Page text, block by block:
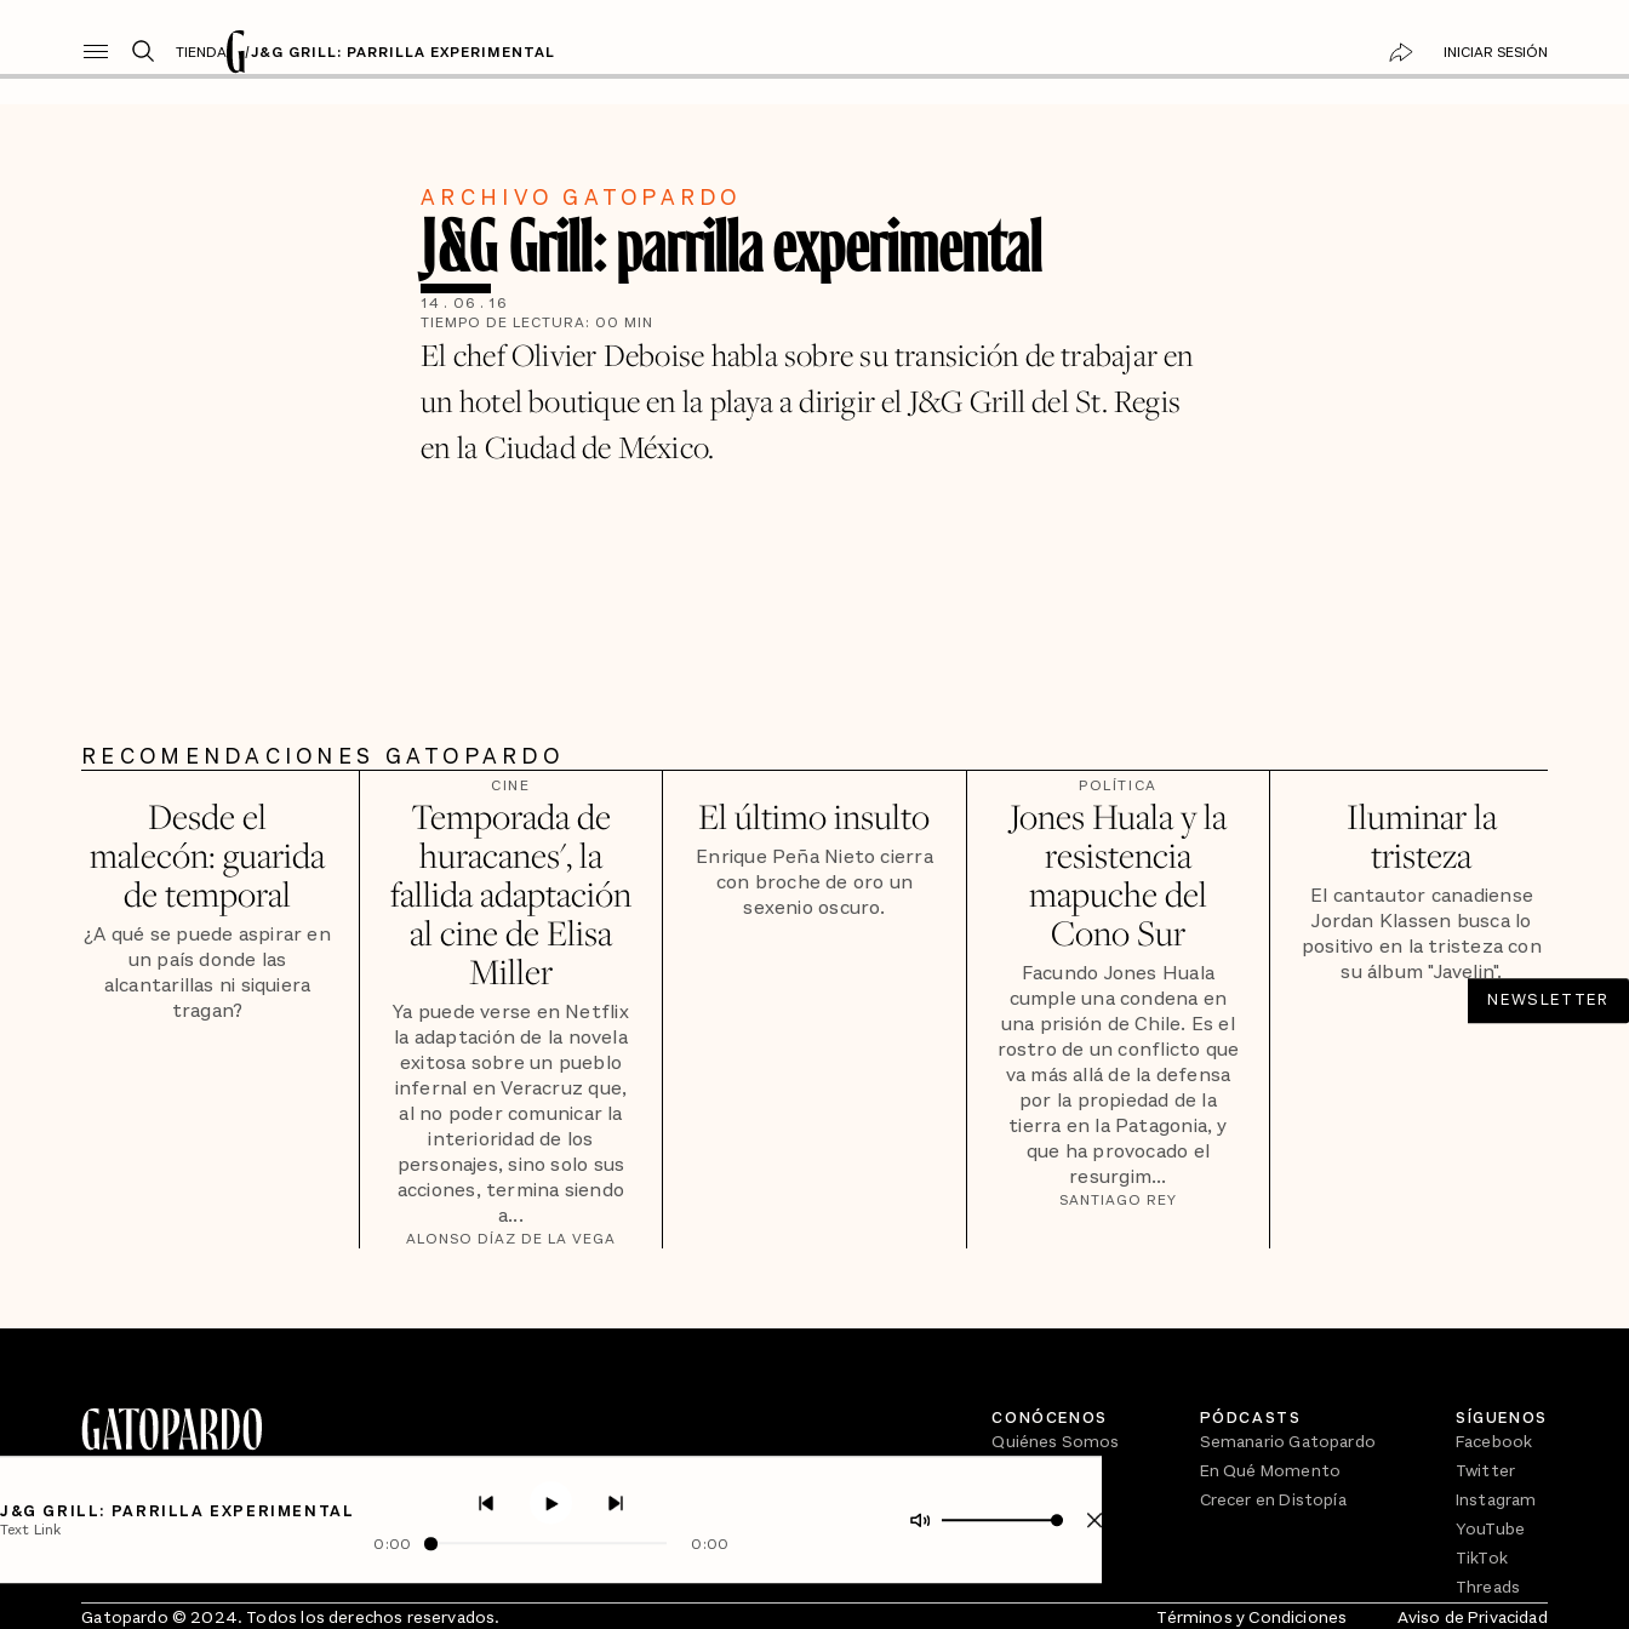
TIENDA /J&G GRILL: PARRILLA EXPERIMENTAL INICIAR SESIÓN
ARCHIVO GATOPARDO
J&G Grill: parrilla experimental
14 . 06 . 16
TIEMPO DE LECTURA: 00 MIN
El chef Olivier Deboise habla sobre su transición de trabajar en
un hotel boutique en la playa a dirigir el J&G Grill del St. Regis
en la Ciudad de México.
NEWSLETTER
RECOMENDACIONES GATOPARDO
Desde el
malecón: guarida
de temporal
¿A qué se puede aspirar en
un país donde las
alcantarillas ni siquiera
tragan?
CINE
Temporada de
huracanes', la
fallida adaptación
al cine de Elisa
Miller
Ya puede verse en Netflix
la adaptación de la novela
exitosa sobre un pueblo
infernal en Veracruz que,
al no poder comunicar la
interioridad de los
personajes, sino solo sus
acciones, termina siendo
a...
ALONSO DÍAZ DE LA VEGA
El último insulto
Enrique Peña Nieto cierra
con broche de oro un
sexenio oscuro.
POLÍTICA
Jones Huala y la
resistencia
mapuche del
Cono Sur
Facundo Jones Huala
cumple una condena en
una prisión de Chile. Es el
rostro de un conflicto que
va más allá de la defensa
por la propiedad de la
tierra en la Patagonia, y
que ha provocado el
resurgim...
SANTIAGO REY
Iluminar la
tristeza
El cantautor canadiense
Jordan Klassen busca lo
positivo en la tristeza con
su álbum "Javelin".
J&G GRILL: PARRILLA EXPERIMENTAL
Text Link
0:00 0:00
CONÓCENOS
Quiénes Somos
PÓDCASTS
Semanario Gatopardo
En Qué Momento
Crecer en Distopía
SÍGUENOS
Facebook
Twitter
Instagram
YouTube
TikTok
Threads
Gatopardo © 2024. Todos los derechos reservados.
Términos y Condiciones Aviso de Privacidad